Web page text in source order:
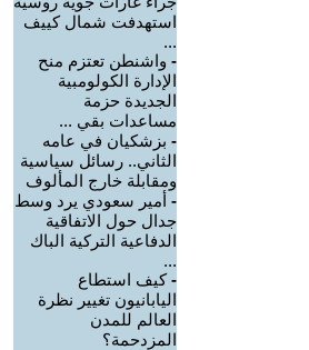
استهدفت شمال كييف
...
- واشنطن تعتزم منح
الإدارة الكولومبية
الجديدة حزمة
مساعدات بقي ...
- بزشكيان في عامه
الثاني.. رسائل سياسية
ومقابلة خارج المألوف
- أمير سعودي يرد وسط
جدال حول الاتفاقية
الدفاعية التركية الباك
...
-كيف استطاع
اليابانيون تغيير نظرة
العالم للمدن
المزدحمة؟